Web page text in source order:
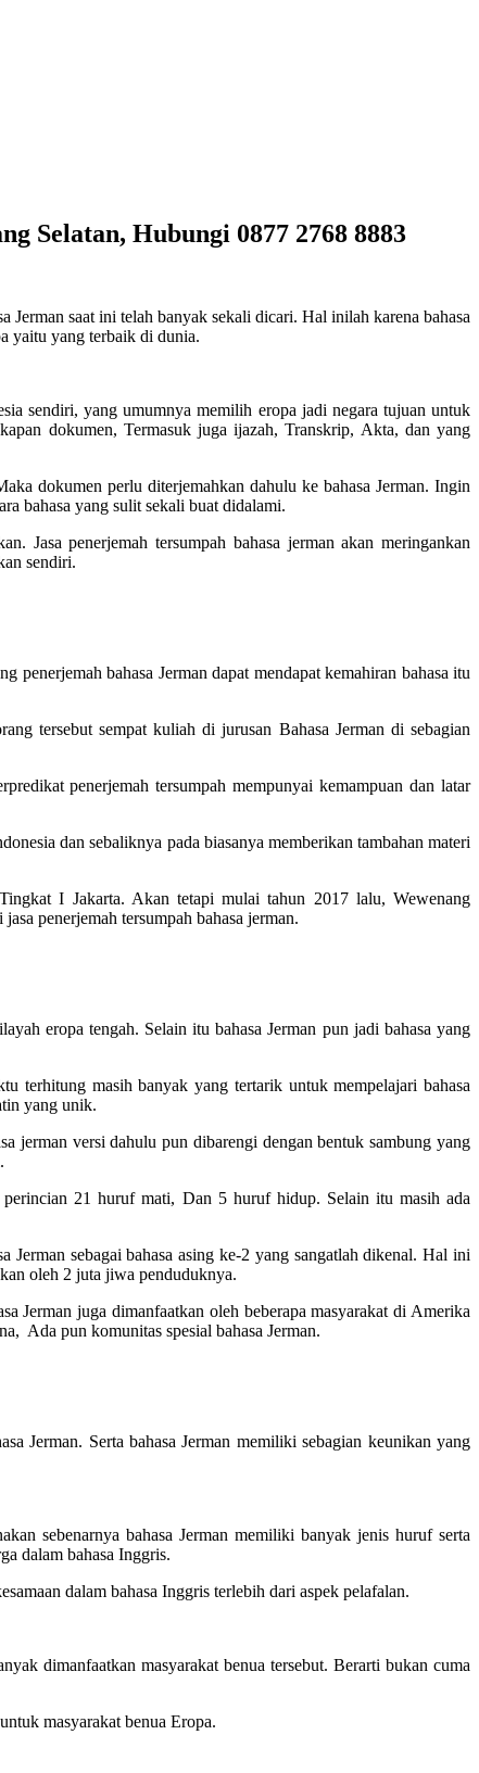
Selatan, Hubungi 0877 2768 8883
Jerman saat ini telah banyak sekali dicari. Hal inilah karena bahasa
yaitu yang terbaik di dunia.
sendiri, yang umumnya memilih eropa jadi negara tujuan untuk
dokumen, Termasuk juga ijazah, Transkrip, Akta, dan yang
dokumen perlu diterjemahkan dahulu ke bahasa Jerman. Ingin
bahasa yang sulit sekali buat didalami.
Jasa penerjemah tersumpah bahasa jerman akan meringankan
sendiri.
penerjemah bahasa Jerman dapat mendapat kemahiran bahasa itu
tersebut sempat kuliah di jurusan Bahasa Jerman di sebagian
penerjemah tersumpah mempunyai kemampuan dan latar
dan sebaliknya pada biasanya memberikan tambahan materi
I Jakarta. Akan tetapi mulai tahun 2017 lalu, Wewenang
penerjemah tersumpah bahasa jerman.
eropa tengah. Selain itu bahasa Jerman pun jadi bahasa yang
terhitung masih banyak yang tertarik untuk mempelajari bahasa
yang unik.
jerman versi dahulu pun dibarengi dengan bentuk sambung yang
perincian 21 huruf mati, Dan 5 huruf hidup. Selain itu masih ada
Jerman sebagai bahasa asing ke-2 yang sangatlah dikenal. Hal ini
oleh 2 juta jiwa penduduknya.
Jerman juga dimanfaatkan oleh beberapa masyarakat di Amerika
Ada pun komunitas spesial bahasa Jerman.
Jerman. Serta bahasa Jerman memiliki sebagian keunikan yang
sebenarnya bahasa Jerman memiliki banyak jenis huruf serta
dalam bahasa Inggris.
dalam bahasa Inggris terlebih dari aspek pelafalan.
dimanfaatkan masyarakat benua tersebut. Berarti bukan cuma
masyarakat benua Eropa.